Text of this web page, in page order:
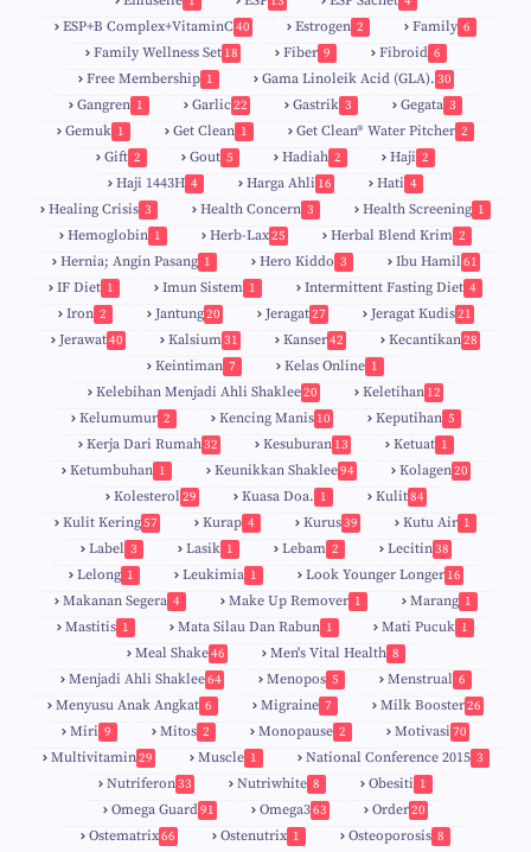
ESP+B Complex+VitaminC 40 Estrogen 2 Family 6
Family Wellness Set 18 Fiber 9 Fibroid 6
Free Membership 1 Gama Linoleik Acid (GLA). 30
Gangren 1 Garlic22 Gastrik 3 Gegata 3
Gemuk 1 Get Clean 1 Get Clean® Water Pitcher 2
Gift 2 Gout 5 Hadiah 2 Haji 2
Haji 1443H 4 Harga Ahli 16 Hati 4
Healing Crisis 3 Health Concern 3 Health Screening 1
Hemoglobin 1 Herb-Lax25 Herbal Blend Krim 2
Hernia; Angin Pasang 1 Hero Kiddo 3 Ibu Hamil61
IF Diet 1 Imun Sistem 1 Intermittent Fasting Diet 4
Iron 2 Jantung20 Jeragat27 Jeragat Kudis21
Jerawat40 Kalsium31 Kanser42 Kecantikan28
Keintiman 7 Kelas Online 1
Kelebihan Menjadi Ahli Shaklee20 Keletihan 12
Kelumumur 2 Kencing Manis 10 Keputihan 5
Kerja Dari Rumah32 Kesuburan 13 Ketuat 1
Ketumbuhan 1 Keunikkan Shaklee94 Kolagen20
Kolesterol29 Kuasa Doa. 1 Kulit84
Kulit Kering57 Kurap 4 Kurus39 Kutu Air 1
Label 3 Lasik 1 Lebam 2 Lecitin38
Lelong 1 Leukimia 1 Look Younger Longer 16
Makanan Segera 4 Make Up Remover 1 Marang 1
Mastitis 1 Mata Silau Dan Rabun 1 Mati Pucuk 1
Meal Shake46 Men's Vital Health 8
Menjadi Ahli Shaklee64 Menopos 5 Menstrual 6
Menyusu Anak Angkat 6 Migraine 7 Milk Booster26
Miri 9 Mitos 2 Monopause 2 Motivasi 70
Multivitamin29 Muscle 1 National Conference 2015 3
Nutriferon33 Nutriwhite 8 Obesiti 1
Omega Guard91 Omega363 Order20
Ostematrix66 Ostenutrix 1 Osteoporosis 8